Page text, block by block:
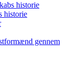
historie
historie
gennem